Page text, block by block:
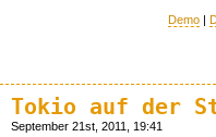
Demo |
Tokio auf der
September 21st, 2011, 19:41